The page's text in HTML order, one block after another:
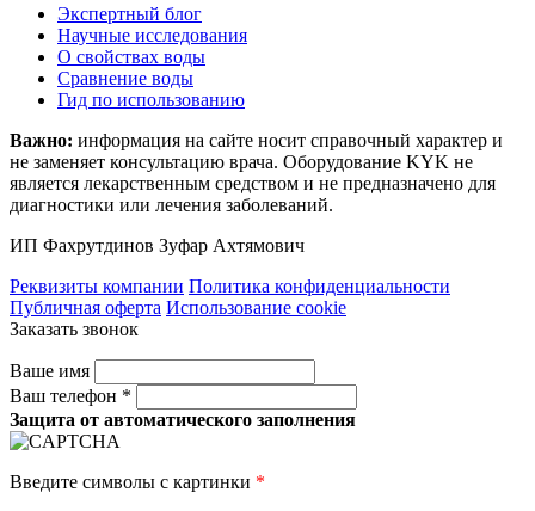
Экспертный блог
Научные исследования
О свойствах воды
Сравнение воды
Гид по использованию
Важно: информация на сайте носит справочный характер и
не заменяет консультацию врача. Оборудование KYK не
является лекарственным средством и не предназначено для
диагностики или лечения заболеваний.
ИП Фахрутдинов Зуфар Ахтямович
Реквизиты компании Политика конфиденциальности
Публичная оферта Использование cookie
Заказать звонок
Ваше имя
Ваш телефон *
Защита от автоматического заполнения
Введите символы с картинки *